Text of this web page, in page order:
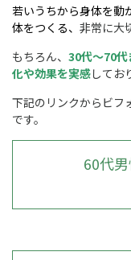
若いうちから身体を動
体をつくる、 非常に大
もちろん、 30代〜70
化や効果を実感してお
下記のリンクからビフ
です。
60代